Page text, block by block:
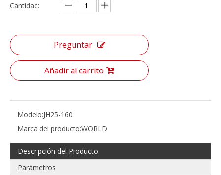
Cantidad:
Preguntar
Añadir al carrito
Modelo:JH25-160
Marca del producto:WORLD
Descripción del Producto
Parámetros